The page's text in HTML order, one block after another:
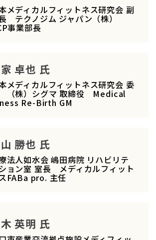
メディカルフィットネス研究会 副
テクノジム ジャパン（株）
事業部長
卓也 氏
メディカルフィットネス研究会 委
（株）シグマ 取締役 Medical
Re-Birth GM
勝也 氏
法人如水会 嶋田病院 リハビリテ
ョン室 室長 メディカルフィット
FABa pro. 主任
英明 氏